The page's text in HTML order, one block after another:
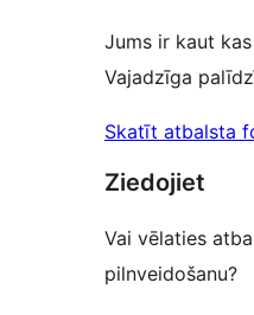
Jums ir kaut
Vajadzīga
Skatīt atbalsta
Ziedojiet
Vai vēlaties
pilnveidošanu?